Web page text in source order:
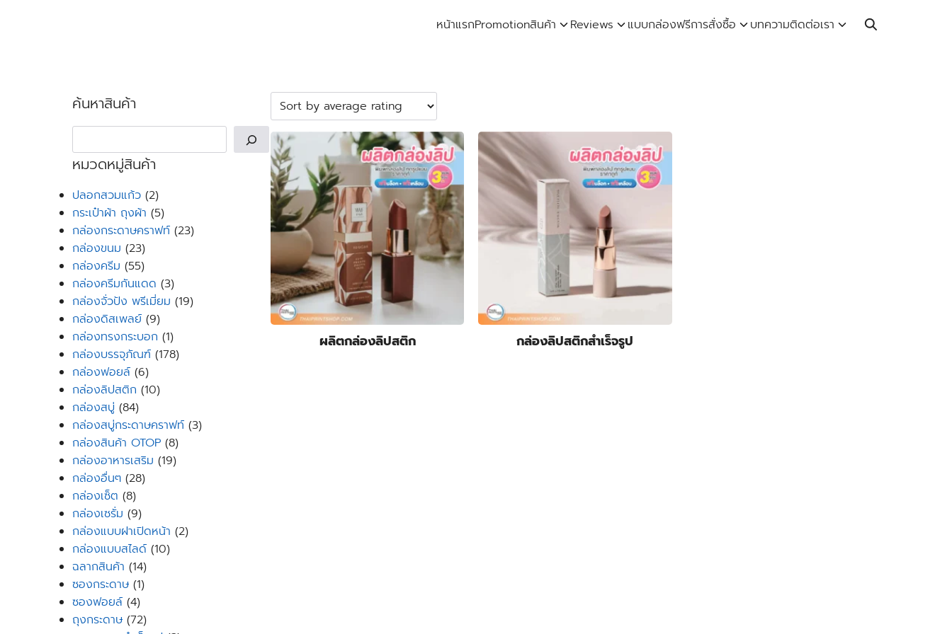
หน้าแรกPromotionสินค้า Reviews แบบกล่องฟรีการสั่งซื้อ บทความติดต่อเรา
ค้นหาสินค้า
Search
หมวดหมู่สินค้า
ปลอกสวมแก้ว 22
products
กระเป๋าผ้า ถุงผ้า 55
products
กล่องกระดาษคราฟท์ 2323
กล่องขนม 2323
products
กล่องครีม 5555
products
กล่องครีมกันแดด 33
products
กล่องจั่วปัง พรีเมี่ยม 1919
กล่องดิสเพลย์ 99
products
กล่องทรงกระบอก 11
product
กล่องบรรจุภัณฑ์ 178178
กล่องฟอยล์ 66
products
กล่องลิปสติก 1010
กล่องสบู่ 8484
products
กล่องสบู่กระดาษคราฟท์ 33
กล่องสินค้า OTOP 88
products
กล่องอาหารเสริม 1919
กล่องอื่นๆ 2828
กล่องเซ็ต 88
products
กล่องเซรั่ม 99
products
กล่องแบบฝาเปิดหน้า 22
กล่องแบบสไลด์ 1010
ฉลากสินค้า 1414
products
ซองกระดาษ 11
ซองฟอยล์ 44
products
ถุงกระดาษ 7272
ผลิตกล่องลิปสติก กล่องลิปสติกสําเร็จรูป